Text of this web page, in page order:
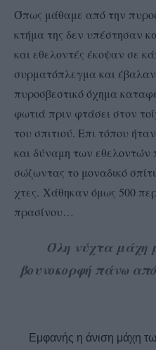
Όπως μάθαμε από την
κτήμα της δεν υπέστησαν
και εθελοντές έκοψαν σε
συρματόπλεγμα και
πυροσβεστικό όχημα
φωτιά πριν φτάσει στον
του σπιτιού. Επι τόπου
και δύναμη των εθελοντών
σώζωντας το μοναδικό
χτες. Χάθηκαν όμως 500
πρασίνου…
Όλη νύχτα μάχη
βουνοκορφή πάνω
Εμφανής η άνιση μάχη